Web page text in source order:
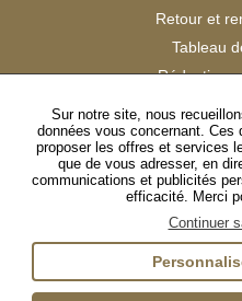
Retour et
Tableau
Réduction
InstagramTikTok
Sur notre site, nous
données vous concernant. Ces
proposer les offres et services
que de vous adresser, en
communications et publicités
efficacité. Merci
Continuer